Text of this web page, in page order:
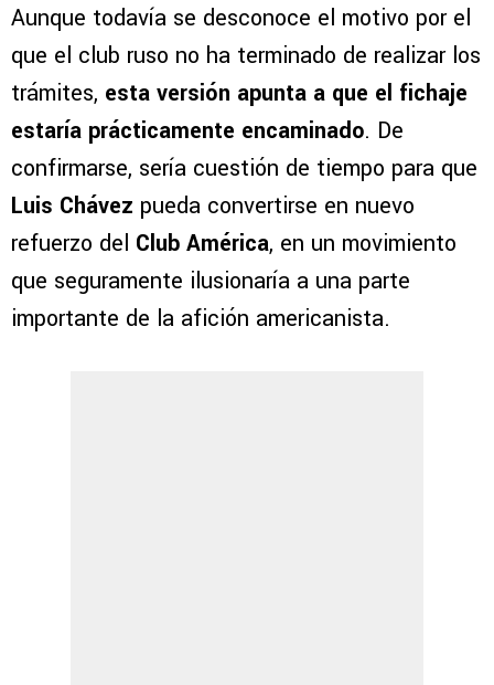
Aunque todavía se desconoce el motivo por el
que el club ruso no ha terminado de realizar los
trámites, esta versión apunta a que el fichaje
estaría prácticamente encaminado. De
confirmarse, sería cuestión de tiempo para que
Luis Chávez pueda convertirse en nuevo
refuerzo del Club América, en un movimiento
que seguramente ilusionaría a una parte
importante de la afición americanista.